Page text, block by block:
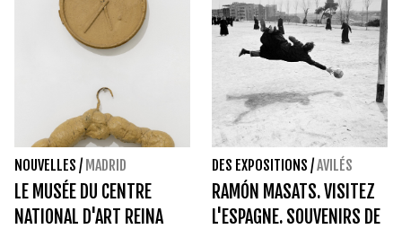
NOUVELLES / MADRID
LE MUSÉE DU CENTRE
NATIONAL D'ART REINA
DES EXPOSITIONS /AVILÉS
RAMÓN MASATS. VISITEZ
L'ESPAGNE. SOUVENIRS DE